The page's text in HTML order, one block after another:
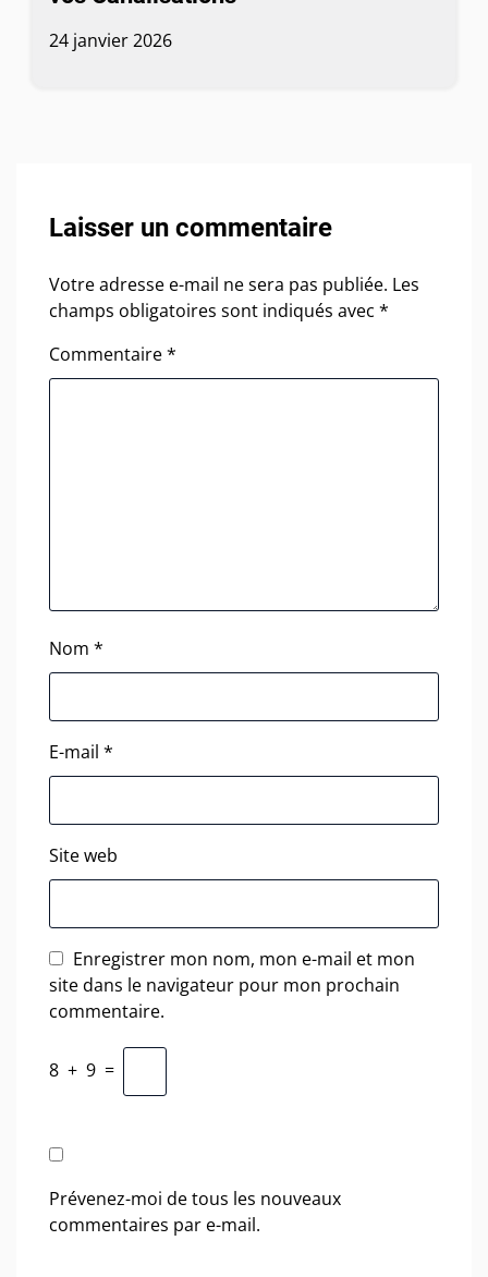
24 janvier 2026
Laisser un commentaire
Votre adresse e-mail ne sera pas publiée. Les
champs obligatoires sont indiqués avec *
Commentaire*
Nom *
E-mail *
Site web
Enregistrer mon nom, mon e-mail et mon
site dans le navigateur pour mon prochain
commentaire.
8 + 9 =
Prévenez-moi de tous les nouveaux
commentaires par e-mail.